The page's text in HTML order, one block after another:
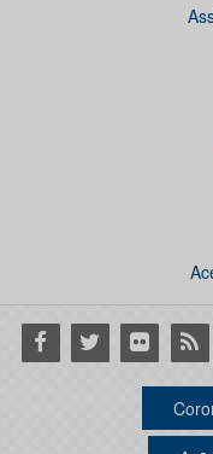
Facebook
Twitter Flickr RSS